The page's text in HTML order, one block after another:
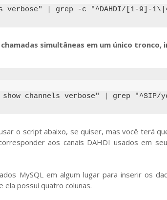
| grep -c "^DAHDI/[1-9]-
simultâneas em um único tronco,
channels verbose" | grep "^SIP/
o script abaixo, se quiser, mas você terá
aos canais DAHDI usados em
MySQL em algum lugar para inserir os
ela possui quatro colunas.